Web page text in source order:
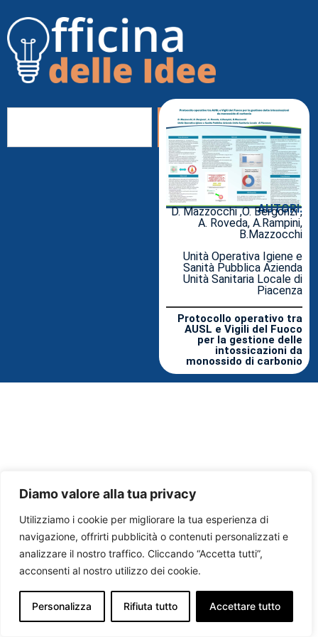
Diamo valore alla tua privacy
Utilizziamo i cookie per migliorare la tua esperienza di
navigazione, offrirti pubblicità o contenuti personalizzati e
analizzare il nostro traffico. Cliccando “Accetta tutti”,
acconsenti al nostro utilizzo dei cookie.
Personalizza Rifiuta tutto Accettare tutto
AUTORI:
D. Mazzocchi ,O. Bergonzi ,
A. Roveda, A.Rampini,
B.Mazzocchi
Unità Operativa Igiene e
Sanità Pubblica Azienda
Unità Sanitaria Locale di
Piacenza
Protocollo operativo tra
AUSL e Vigili del Fuoco
per la gestione delle
intossicazioni da
monossido di carbonio